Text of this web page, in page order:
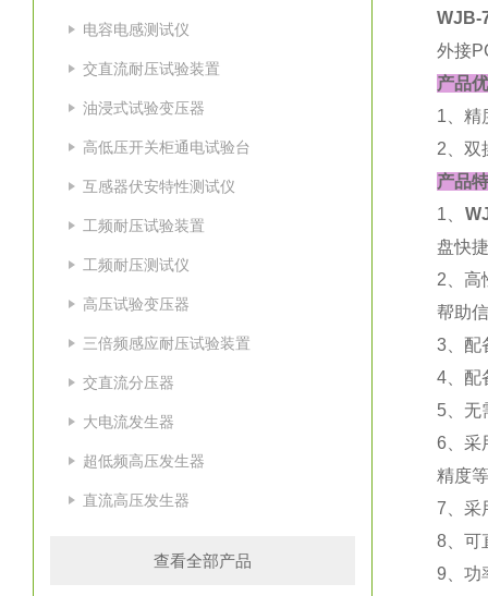
电容电感测试仪
交直流耐压试验装置
油浸式试验变压器
高低压开关柜通电试验台
互感器伏安特性测试仪
工频耐压试验装置
工频耐压测试仪
高压试验变压器
三倍频感应耐压试验装置
交直流分压器
大电流发生器
超低频高压发生器
直流高压发生器
查看全部产品
WJB-
外接
产品
1、精
2、双
产品
1、
盘快
2、高
帮助
3、配
4、配
5、无
6、采
精度
7、采
8、可
9、功